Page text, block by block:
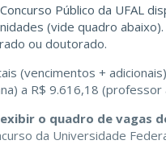
Público da UFAL
(vide quadro
ou doutorado.
(vencimentos +
a R$ 9.616,18
o quadro de vagas